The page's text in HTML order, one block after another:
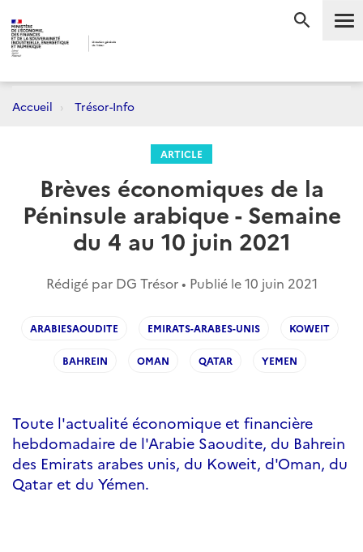
Accueil Trésor-Info
ARTICLE
Brèves économiques de la
Péninsule arabique - Semaine
du 4 au 10 juin 2021
Rédigé par DG Trésor • Publié le10 juin 2021
ARABIESAOUDITE EMIRATS-ARABES-UNIS KOWEIT
BAHREIN OMAN QATAR YEMEN
Toute l'actualité économique et financière
hebdomadaire de l'Arabie Saoudite, du Bahrein
des Emirats arabes unis, du Koweit, d'Oman, du
Qatar et du Yémen.